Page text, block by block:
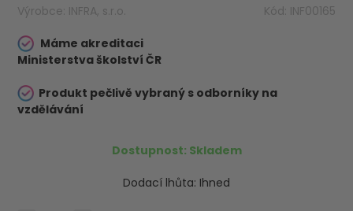
Výrobce: INFRA, s.r.o. Kód: INF00165
Máme akreditaci
Ministerstva školství ČR
Produkt pečlivě vybraný s odborníky na
vzdělávání
Dostupnost: Skladem
Dodací lhůta: Ihned